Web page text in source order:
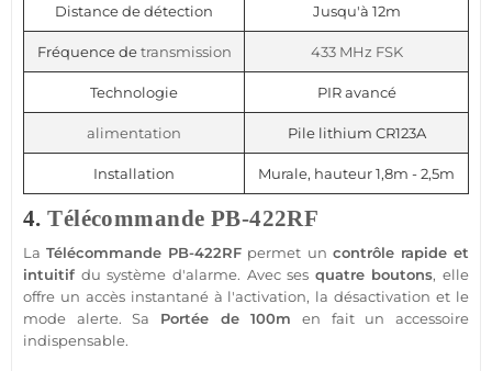
Distance de détection Jusqu'à 12m
Fréquence detransmission 433 MHz FSK
Technologie PIR avancé
alimentation Pile lithium CR123A
Installation Murale, hauteur 1,8m - 2,5m
4.Télécommande PB-422RF
LaTélécommande PB-422RF permet un contrôle rapide et
intuitif dusystème d'alarme. Avec ses quatre boutons, elle
offre un accès instantané à l'activation, la désactivation et le
mode alerte. Sa Portée de 100m en fait un accessoire
indispensable.